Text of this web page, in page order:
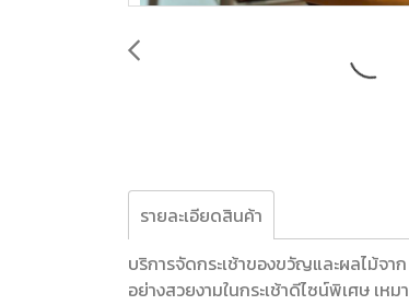
รายละเอียดสินค้า
บริการจัดกระเช้าของขวัญและผลไม้
อย่างสวยงามในกระเช้าดีไซน์พิเศษ เ